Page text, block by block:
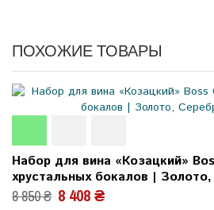
ПОХОЖИЕ ТОВАРЫ
Набор для вина «Козацкий»
хрустальных бокалов |
8 850 ₴ 8 408 ₴